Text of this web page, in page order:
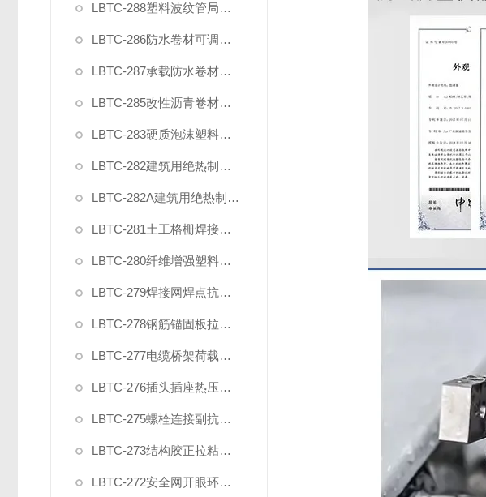
LBTC-288塑料波纹管局部横向荷载压头夹具
LBTC-286防水卷材可调钉杆撕裂夹具
LBTC-287承载防水卷材正拉强度模具
LBTC-285改性沥青卷材防水涂料剪切性能夹具
LBTC-283硬质泡沫塑料拉伸试验夹具（2025新标准）
LBTC-282建筑用绝热制品剪切夹具(单试样)
LBTC-282A建筑用绝热制品剪切夹具(2型双试样)
LBTC-281土工格栅焊接点极限剥离力夹具
LBTC-280纤维增强塑料层间剪切强度试验夹具
LBTC-279焊接网焊点抗拉力夹具
LBTC-278钢筋锚固板拉伸夹具
LBTC-277电缆桥架荷载试验装置
LBTC-276插头插座热压缩试验装置
LBTC-275螺栓连接副抗拉荷载夹具
LBTC-273结构胶正拉粘结强度试验夹具
LBTC-272安全网开眼环扣强力夹具